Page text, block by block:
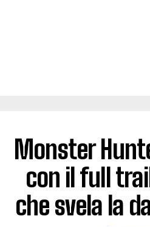
Monster
con il full
che svela la